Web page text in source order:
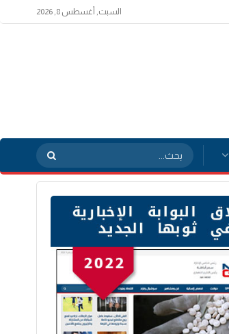
السبت, أغسطس 8, 2026